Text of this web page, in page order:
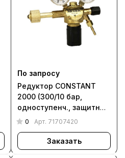
По запросу
Редуктор CONSTANT
2000 (300/10 бар,
одноступенч., защитные
газы), MESSER
0 Арт. 71707420
Заказать